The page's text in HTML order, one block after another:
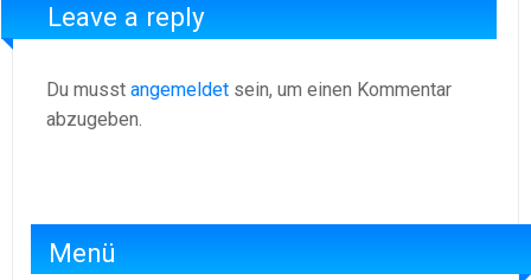
Leave a reply
Du musst angemeldet sein, um einen Kommentar
abzugeben.
Menü